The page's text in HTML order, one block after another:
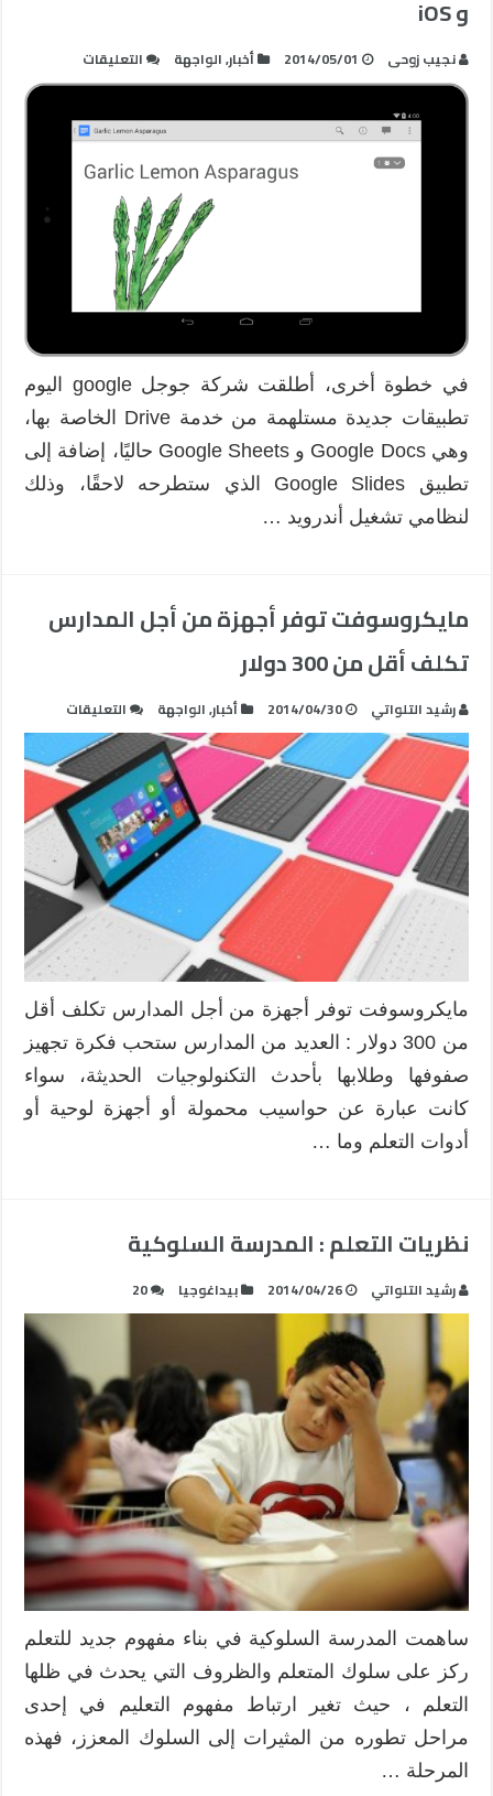
و iOS
نجيب زوحى 2014/05/01 أخبار,الواجهة التعليقات
جوجل
إطلاق
iOS
في خطوة أخرى، أطلقت شركة جوجل google اليوم
تطبيقات جديدة مستلهمة من خدمة Drive الخاصة بها،
وهي Google Docs و Google Sheets حاليًا، إضافة إلى
تطبيق Google Slides الذي ستطرحه لاحقًا، وذلك
لنظامي تشغيل أندرويد …
مايكروسوفت توفر أجهزة من أجل المدارس
تكلف أقل من 300 دولار
رشيد التلواتي 2014/04/30 أخبار,الواجهة التعليقات
توفر
أجهزة
من
أجل
المدارس
تكلف
من
300
دولار
مغلقة
مايكروسوفت توفر أجهزة من أجل المدارس تكلف أقل
من 300 دولار : العديد من المدارس ستحب فكرة تجهيز
صفوفها وطلابها بأحدث التكنولوجيات الحديثة، سواء
كانت عبارة عن حواسيب محمولة أو أجهزة لوحية أو
أدوات التعلم وما …
نظريات التعلم : المدرسة السلوكية
رشيد التلواتي 2014/04/26 بيداغوجيا 20
ساهمت المدرسة السلوكية في بناء مفهوم جديد للتعلم
ركز على سلوك المتعلم والظروف التي يحدث في ظلها
التعلم ، حيث تغير ارتباط مفهوم التعليم في إحدى
مراحل تطوره من المثيرات إلى السلوك المعزز، فهذه
المرحلة …